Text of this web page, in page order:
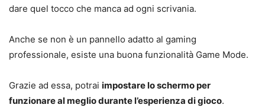
dare quel tocco che manca ad ogni scrivania.
Anche se non è un pannello adatto al gaming
professionale, esiste una buona funzionalità Game Mode.
Grazie ad essa, potrai impostare lo schermo per
funzionare al meglio durante l’esperienza di gioco.